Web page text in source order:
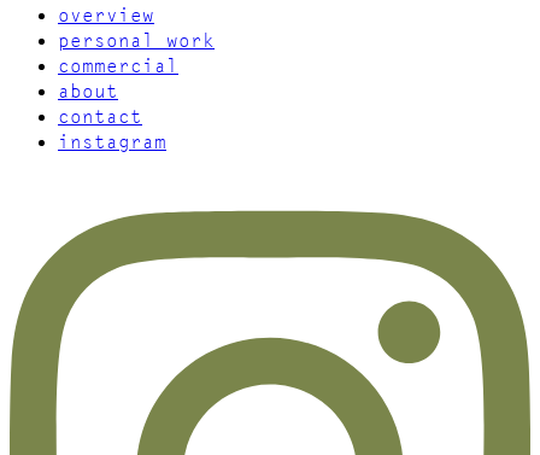
overview
personal work
commercial
about
contact
instagram